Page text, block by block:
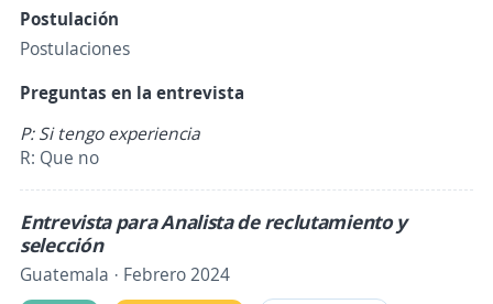
Postulación
Postulaciones
Preguntas en la entrevista
P: Si tengo experiencia
R: Que no
Entrevista para Analista de reclutamiento y
selección
Guatemala · Febrero 2024